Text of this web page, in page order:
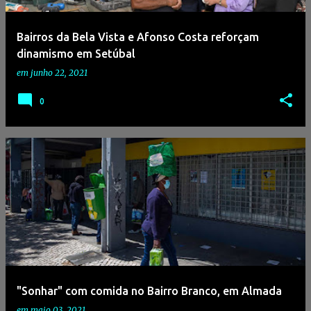
Bairros da Bela Vista e Afonso Costa reforçam
dinamismo em Setúbal
em junho 22, 2021
0
"Sonhar" com comida no Bairro Branco, em Almada